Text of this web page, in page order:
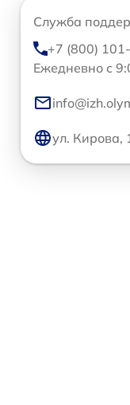
Служба
+7 (800)
Ежедневно с
ул. Кирова,